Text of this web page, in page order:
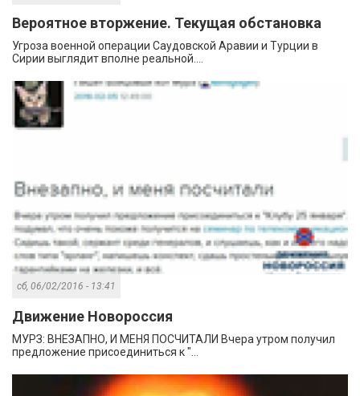
Вероятное вторжение. Текущая обстановка
Угроза военной операции Саудовской Аравии и Турции в
Сирии выглядит вполне реальной....
сб, 06/02/2016 - 13:41
Движение Новороссия
МУРЗ: ВНЕЗАПНО, И МЕНЯ ПОСЧИТАЛИ Вчера утром получил
предложение присоединиться к "...